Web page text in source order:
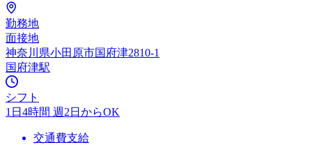
勤務地
面接地
神奈川県小田原市国府津2810-1
国府津駅
シフト
1日4時間 週2日からOK
交通費支給